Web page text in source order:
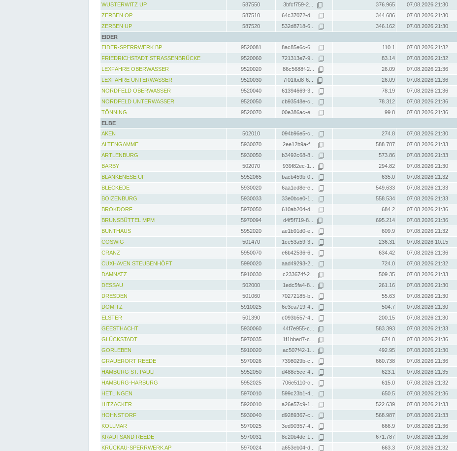
WUSTERWITZ UP
587550 3bfcf759-2... 376.965
07.08.2026 21:30
ZERBEN OP
587510 64c37072-d... 344.686
07.08.2026 21:30
ZERBEN UP
587520 532d8718-6... 346.162
07.08.2026 21:30
EIDER
EIDER-SPERRWERK BP
9520081 8ac85e6c-6... 110.1
07.08.2026 21:32
FRIEDRICHSTADT STRASSENBRÜCKE
9520060 721313e7-9... 83.14
07.08.2026 21:32
LEXFÄHRE OBERWASSER
9520020 86c5688f-2... 26.09
07.08.2026 21:36
LEXFÄHRE UNTERWASSER
9520030 7f01fbd8-6... 26.09
07.08.2026 21:36
NORDFELD OBERWASSER
9520040 61394669-3... 78.19
07.08.2026 21:36
NORDFELD UNTERWASSER
9520050 cb93548e-c... 78.312
07.08.2026 21:36
TÖNNING
9520070 00e386ac-e... 99.8
07.08.2026 21:36
ELBE
AKEN
502010 094b96e5-c... 274.8
07.08.2026 21:30
ALTENGAMME
5930070 2ee12b9a-f... 588.787
07.08.2026 21:33
ARTLENBURG
5930050 b3492c68-8... 573.86
07.08.2026 21:33
BARBY
502070 939f82ec-1... 294.82
07.08.2026 21:30
BLANKENESE UF
5952065 bacb459b-0... 635.0
07.08.2026 21:32
BLECKEDE
5930020 6aa1cd8e-e... 549.633
07.08.2026 21:33
BOIZENBURG
5930033 33e0bce0-1... 558.534
07.08.2026 21:33
BROKDORF
5970050 610ab204-d... 684.2
07.08.2026 21:36
BRUNSBÜTTEL MPM
5970094 d4f5f719-8... 695.214
07.08.2026 21:36
BUNTHAUS
5952020 ae1b91d0-e... 609.9
07.08.2026 21:32
COSWIG
501470 1ce53a59-3... 236.31
07.08.2026 10:15
CRANZ
5950070 e6b42536-6... 634.42
07.08.2026 21:36
CUXHAVEN STEUBENHÖFT
5990020 aad49293-2... 724.0
07.08.2026 21:32
DAMNATZ
5910030 c233674f-2... 509.35
07.08.2026 21:33
DESSAU
502000 1edc5fa4-8... 261.16
07.08.2026 21:30
DRESDEN
501060 70272185-b... 55.63
07.08.2026 21:30
DÖMITZ
5910025 6e3ea719-4... 504.7
07.08.2026 21:30
ELSTER
501390 c093b557-4... 200.15
07.08.2026 21:30
GEESTHACHT
5930060 44f7e955-c... 583.393
07.08.2026 21:33
GLÜCKSTADT
5970035 1f1bbed7-c... 674.0
07.08.2026 21:36
GORLEBEN
5910020 ac507f42-1... 492.95
07.08.2026 21:30
GRAUERORT REEDE
5970026 7398029b-c... 660.738
07.08.2026 21:36
HAMBURG ST. PAULI
5952050 d488c5cc-4... 623.1
07.08.2026 21:35
HAMBURG-HARBURG
5952025 706e5110-c... 615.0
07.08.2026 21:32
HETLINGEN
5970010 599c23b1-4... 650.5
07.08.2026 21:36
HITZACKER
5920010 a26e57c9-1... 522.639
07.08.2026 21:33
HOHNSTORF
5930040 d9289367-c... 568.987
07.08.2026 21:33
KOLLMAR
5970025 3ed90357-4... 666.9
07.08.2026 21:36
KRAUTSAND REEDE
5970031 8c20b4dc-1... 671.787
07.08.2026 21:36
KRÜCKAU-SPERRWERK AP
5970024 a653eb04-d... 663.3
07.08.2026 21:32